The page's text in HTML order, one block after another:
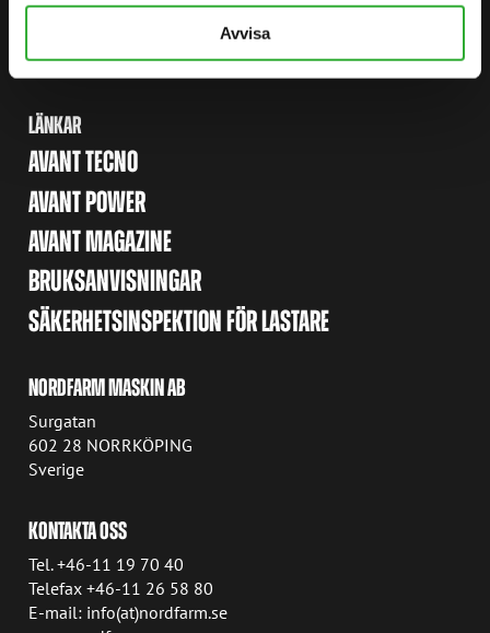
Avvisa
REDSKAP
APPLICATIONS
LÄNKAR
AVANT TECNO
AVANT POWER
AVANT MAGAZINE
BRUKSANVISNINGAR
SÄKERHETSINSPEKTION FÖR LASTARE
NORDFARM MASKIN AB
Surgatan
602 28 NORRKÖPING
Sverige
KONTAKTA OSS
Tel. +46-11 19 70 40
Telefax +46-11 26 58 80
E-mail: info(at)nordfarm.se